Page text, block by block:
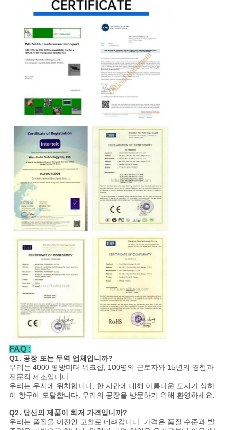
FAQ :
Q1. 공장 또는 무역 업체입니까?
우리는 4000 평방미터 워크샵, 100명의 근로자와 15년의 경험과
전문적 제조입니다.
우리는 우시에 위치합니다, 한 시간에 대해 아름다운 도시가 상하
이 항구에 도달합니다. 우리의 공장을 방문하기 위해 환영하세요.
Q2. 당신의 제품이 최저 가격입니까?
우리는 품질을 이전인 고찰로 데려갑니다. 가격은 품질 수준과 발